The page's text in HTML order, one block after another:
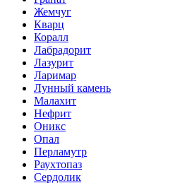
Жемчуг
Кварц
Коралл
Лабрадорит
Лазурит
Ларимар
Лунный камень
Малахит
Нефрит
Оникс
Опал
Перламутр
Раухтопаз
Сердолик